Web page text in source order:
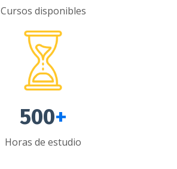
Cursos disponibles
500+
Horas de estudio